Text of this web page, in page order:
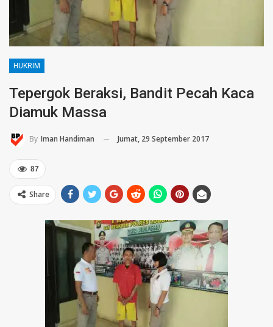
HUKRIM
Tepergok Beraksi, Bandit Pecah Kaca
Diamuk Massa
By Iman Handiman Jumat, 29 September 2017
87
Share